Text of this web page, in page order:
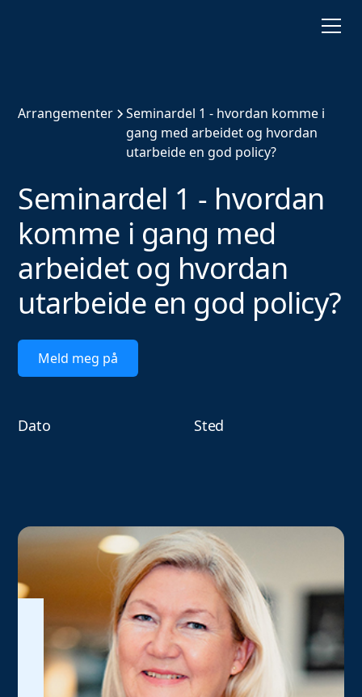
Arrangementer
Seminardel 1 - hvordan komme i
gang med arbeidet og hvordan
utarbeide en god policy?
Seminardel 1 - hvordan
komme i gang med
arbeidet og hvordan
utarbeide en god policy?
Meld meg på
Dato Sted